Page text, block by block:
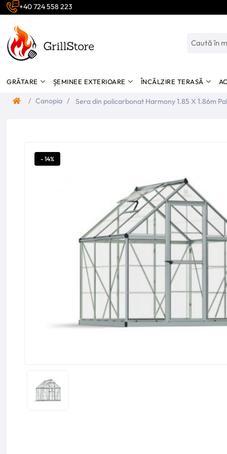
+40 724 558 223
GRĂTARE ȘEMINEE EXTERIOARE ÎNCĂLZIRE TERASĂ
/ Canopia /
Sera din policarbonat Harmony 1.85 X 1.86m Palram-Argintiu-
- 14%